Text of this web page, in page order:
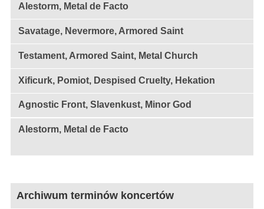
Alestorm, Metal de Facto
Savatage, Nevermore, Armored Saint
Testament, Armored Saint, Metal Church
Xificurk, Pomiot, Despised Cruelty, Hekation
Agnostic Front, Slavenkust, Minor God
Alestorm, Metal de Facto
Archiwum terminów koncertów